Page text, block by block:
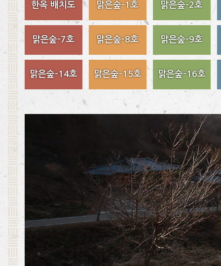
한옥 배치도 맑은숲-1호 맑은숲-2호
맑은숲-7호 맑은숲-8호 맑은숲-9호
맑은숲-14호 맑은숲-15호 맑은숲-16호